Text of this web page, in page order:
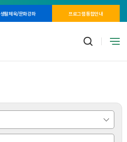
생활체육/문화강좌 프로그램 통합안내